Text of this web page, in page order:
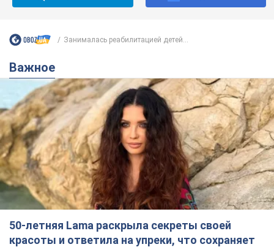
50-летняя Lama раскрыла секреты своей
красоты и ответила на упреки, что сохраняет
молодость, ведь у нее нет детей
По словам певицы, она не делает ничего необычного
2 часа назад 3,8 т.
Сколько баллистических ракет
перехватила украинская ПВО в
июле: в Минобороны назвали цифру